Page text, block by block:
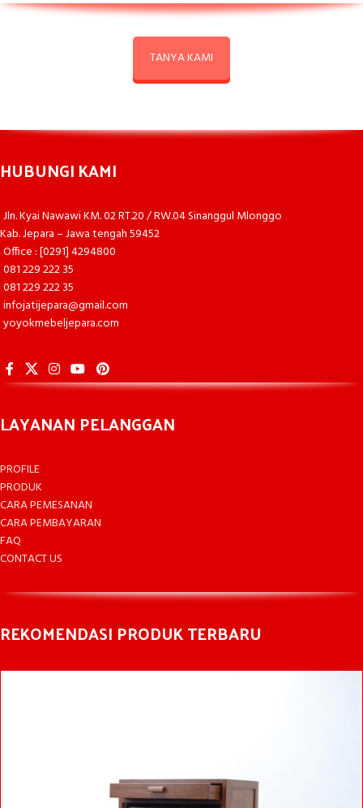
TANYA KAMI
HUBUNGI KAMI
Jln. Kyai Nawawi KM. 02 RT.20 / RW.04 Sinanggul Mlonggo
Kab. Jepara – Jawa tengah 59452
Office : [0291] 4294800
081 229 222 35
081 229 222 35
infojatijepara@gmail.com
yoyokmebeljepara.com
LAYANAN PELANGGAN
PROFILE
PRODUK
CARA PEMESANAN
CARA PEMBAYARAN
FAQ
CONTACT US
REKOMENDASI PRODUK TERBARU